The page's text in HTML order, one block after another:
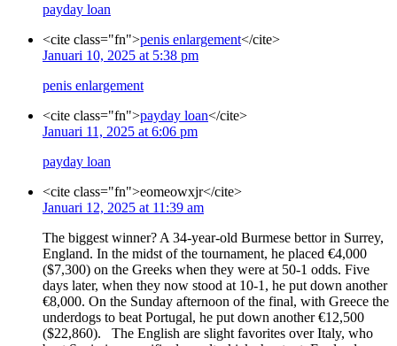
payday loan
<cite class="fn">penis enlargement</cite>
Januari 10, 2025 at 5:38 pm
penis enlargement
<cite class="fn">payday loan</cite>
Januari 11, 2025 at 6:06 pm
payday loan
<cite class="fn">eomeowxjr</cite>
Januari 12, 2025 at 11:39 am
The biggest winner? A 34-year-old Burmese bettor in Surrey,
England. In the midst of the tournament, he placed €4,000
($7,300) on the Greeks when they were at 50-1 odds. Five
days later, when they now stood at 10-1, he put down another
€8,000. On the Sunday afternoon of the final, with Greece the
underdogs to beat Portugal, he put down another €12,500
($22,860). The English are slight favorites over Italy, who